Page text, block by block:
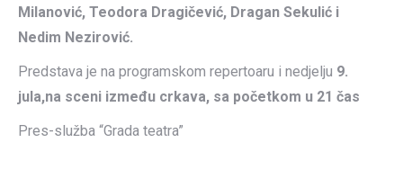
Milanović, Teodora Dragičević, Dragan Sekulić i
Nedim Nezirović.
Predstava je na programskom repertoaru i nedjelju 9.
jula,na sceni između crkava, sa početkom u 21 čas
Pres-služba “Grada teatra”